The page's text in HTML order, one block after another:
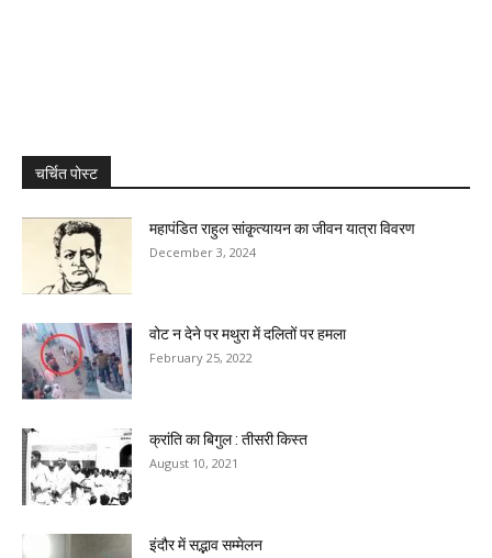
चर्चित पोस्ट
महापंडित राहुल सांकृ्त्यायन का जीवन यात्रा विवरण
December 3, 2024
वोट न देने पर मथुरा में दलितों पर हमला
February 25, 2022
क्रांति का बिगुल : तीसरी किस्त
August 10, 2021
इंदौर में सद्भाव सम्मेलन